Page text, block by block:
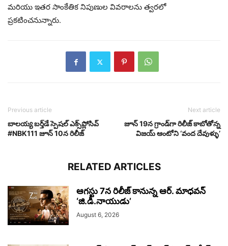
మరియు ఇతర సాంకేతిక నిపుణుల వివరాలను త్వరలో
ప్రకటించనున్నారు.
Previous article
బాలయ్య బర్త్‌డే స్పెషల్‌ ఎక్స్‌ప్లోసివ్
#NBK111 జూన్ 10న రిలీజ్
Next article
జూన్ 19న గ్రాండ్‌గా రిలీజ్ కాబోతోన్న
విజయ్ ఆంటోని ‘వంద దేవుళ్ళు’
RELATED ARTICLES
ఆగస్టు 7న రిలీజ్ కానున్న ఆర్‌. మాధవన్‌
‘జి.డి.నాయుడు’
August 6, 2026